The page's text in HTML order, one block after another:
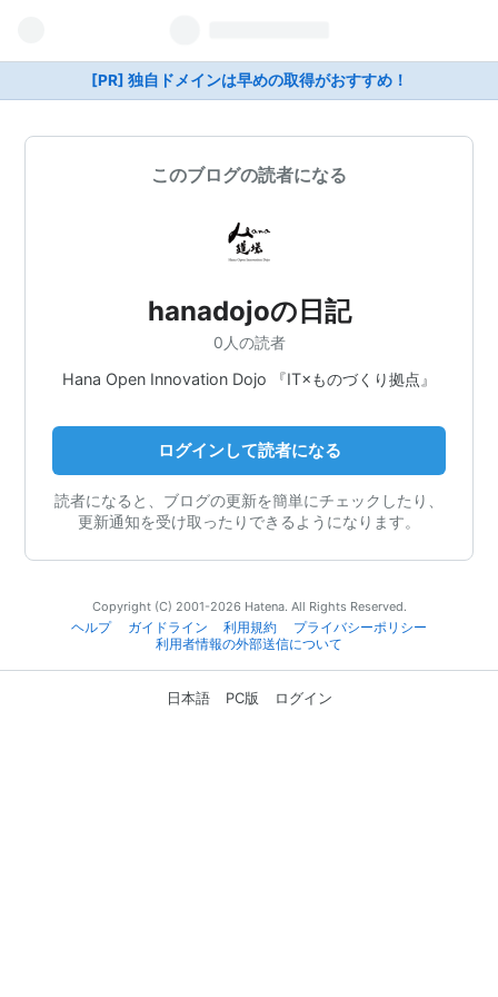
[PR] 独自ドメインは早めの取得がおすすめ！
このブログの読者になる
hanadojoの日記
0人の読者
Hana Open Innovation Dojo 『IT×ものづくり拠点』
ログインして読者になる
読者になると、ブログの更新を簡単にチェックしたり、
更新通知を受け取ったりできるようになります。
Copyright (C) 2001-2026 Hatena. All Rights Reserved.
ヘルプ
ガイドライン 利用規約
プライバシーポリシー
利用者情報の外部送信について
日本語 PC版 ログイン